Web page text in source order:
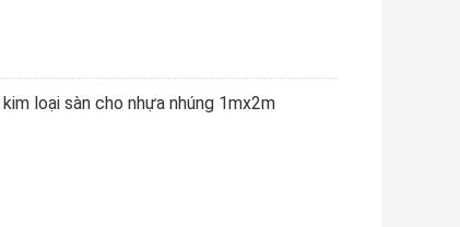
loại sàn cho nhựa nhúng 1mx2m